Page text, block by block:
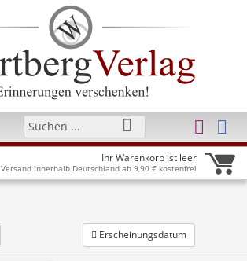
Ihr Warenkorb ist leer
Versand innerhalb Deutschland ab 9,90 € kostenfrei
Erscheinungsdatum